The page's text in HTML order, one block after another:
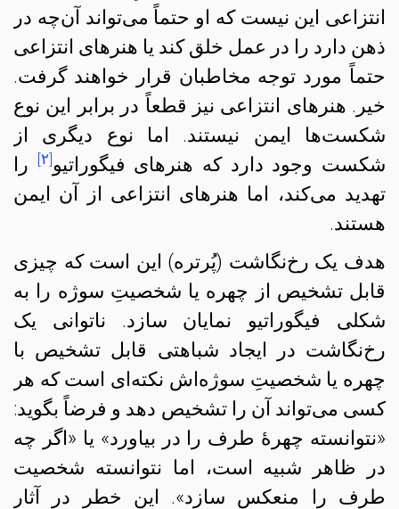
انتزاعی این نیست که او حتماً می‌تواند آن‌چه در
ذهن دارد را در عمل خلق کند یا هنرهای انتزاعی
حتماً مورد توجه مخاطبان قرار خواهند گرفت.
خیر. هنرهای انتزاعی نیز قطعاً در برابر این نوع
شکست‌ها ایمن نیستند. اما نوع دیگری از
شکست وجود دارد که هنرهای فیگوراتیو[۲]
را
تهدید می‌کند، اما هنرهای انتزاعی از آن ایمن
هستند.
هدف یک رخ‌نگاشت (پُرتره) این است که چیزی
قابل تشخیص از چهره یا شخصیتِ سوژه را به
شکلی فیگوراتیو نمایان سازد. ناتوانی یک
رخ‌نگاشت در ایجاد شباهتی قابل تشخیص با
چهره یا شخصیتِ سوژه‌اش نکته‌ای است که هر
کسی می‌تواند آن‌ را تشخیص دهد و فرضاً بگوید:
«نتوانسته چهرهٔ طرف را در بیاورد» یا «اگر چه
در ظاهر شبیه است، اما نتوانسته شخصیت
طرف را منعکس سازد». این خطر در آثار